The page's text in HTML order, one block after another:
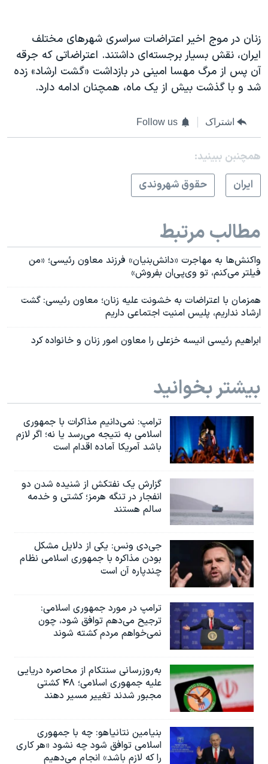
زنان در موج اخیر اعتراضات سراسری شهرهای مختلف
ایران، نقش بسیار برجسته‌ای داشتند. اعتراضاتی که جرقه
آن پس از مرگ مهسا امینی در بازداشت «گشت ارشاد» زده
شد و با گذشت بیش از یک ماه، همچنان ادامه دارد.
اشتراک Follow us
همچنبن ببینید:
ايران
حقوق شهروندی
مطالب مرتبط
واکنش‌ها به مهاجرت «دانش‌بنیان» فرزند معاون رئیسی؛ «من
فیلتر می‌کنم، تو وی‌پی‌ان بفروش»
همزمان با اعتراضات به خشونت علیه زنان؛ معاون رئیسی: گشت
ارشاد نداریم، پلیس امنیت اجتماعی داریم
ابراهیم رئيسی انیسه خزعلی را معاون امور زنان و خانواده کرد
بیشتر بخوانید
ترامپ: نمی‌دانیم مذاکرات با جمهوری
اسلامی به نتیجه می‌رسد یا نه؛ اگر لازم
باشد آمریکا آماده اقدام است
گزارش یک نفتکش از شنیده شدن دو
انفجار در تنگه هرمز؛ کشتی و خدمه
سالم هستند
جی‌دی ونس: یکی از دلایل مشکل
بودن مذاکره با جمهوری اسلامی نظام
چندپاره آن است
ترامپ در مورد جمهوری اسلامی:
ترجیح می‌دهم توافق شود، چون
نمی‌خواهم مردم کشته شوند
به‌روزرسانی سنتکام از محاصره دریایی
علیه جمهوری اسلامی؛ ۴۸ کشتی
مجبور شدند تغییر مسیر دهند
بنیامین نتانیاهو: چه با جمهوری
اسلامی توافق شود چه نشود «هر کاری
را که لازم باشد» انجام می‌دهیم